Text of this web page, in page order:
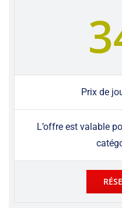
Prix de
L’offre est valable